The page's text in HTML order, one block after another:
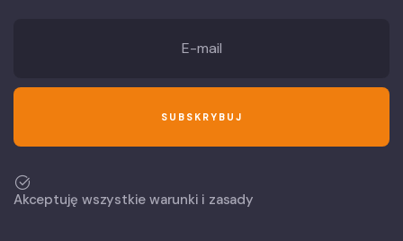
Akceptuję wszystkie warunki i zasady